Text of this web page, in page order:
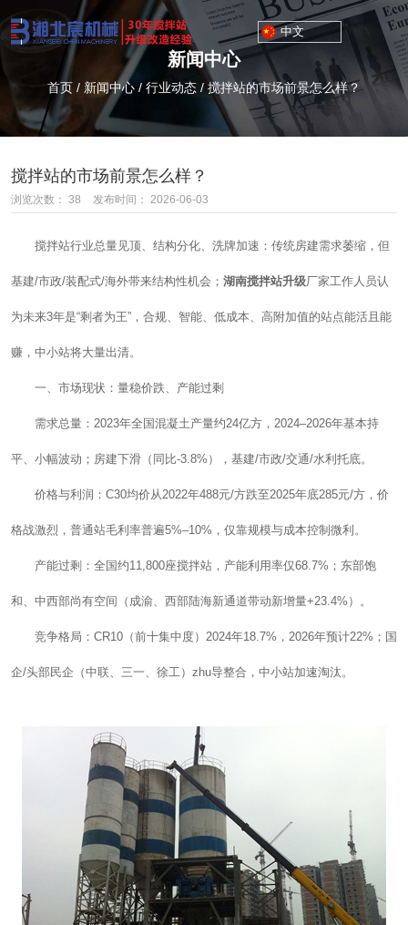
中文
新闻中心
首页 / 新闻中心 / 行业动态 / 搅拌站的市场前景怎么样？
搅拌站的市场前景怎么样？
浏览次数： 38 发布时间： 2026-06-03
搅拌站行业总量见顶、结构分化、洗牌加速：传统房建需求萎缩，但
基建/市政/装配式/海外带来结构性机会； 湖南搅拌站升级厂家工作人员认
为未来3年是“剩者为王”，合规、智能、低成本、高附加值的站点能活且能
赚，中小站将大量出清。
一、市场现状：量稳价跌、产能过剩
需求总量：2023年全国混凝土产量约24亿方，2024–2026年基本持
平、小幅波动；房建下滑（同比-3.8%），基建/市政/交通/水利托底。
价格与利润：C30均价从2022年488元/方跌至2025年底285元/方，价
格战激烈，普通站毛利率普遍5%–10%，仅靠规模与成本控制微利。
产能过剩：全国约11,800座搅拌站，产能利用率仅68.7%；东部饱
和、中西部尚有空间（成渝、西部陆海新通道带动新增量+23.4%）。
竞争格局：CR10（前十集中度）2024年18.7%，2026年预计22%；国
企/头部民企（中联、三一、徐工）zhu导整合，中小站加速淘汰。